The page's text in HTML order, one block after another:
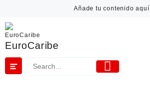
Añade tu contenido aquí
EuroCaribe